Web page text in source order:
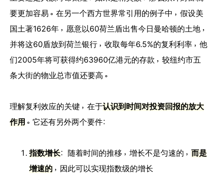
要更加容易。在另一个西方世界常引用的例子中，假设美
国土著1626年，愿意以60荷兰盾出售今日曼哈顿的土地，
并将这60盾放到荷兰银行，收取每年6.5%的复利利率，他
们2005年将可获得约63960亿港元的存款，较纽约市五
条大街的物业总市值还要高。
理解复利效应的关键，在于认识到时间对投资回报的放大
作用 。它还有另外两个要件：
指数增长：随着时间的推移，增长不是匀速的， 而是
增速的 ，因此可以实现指数级的增长